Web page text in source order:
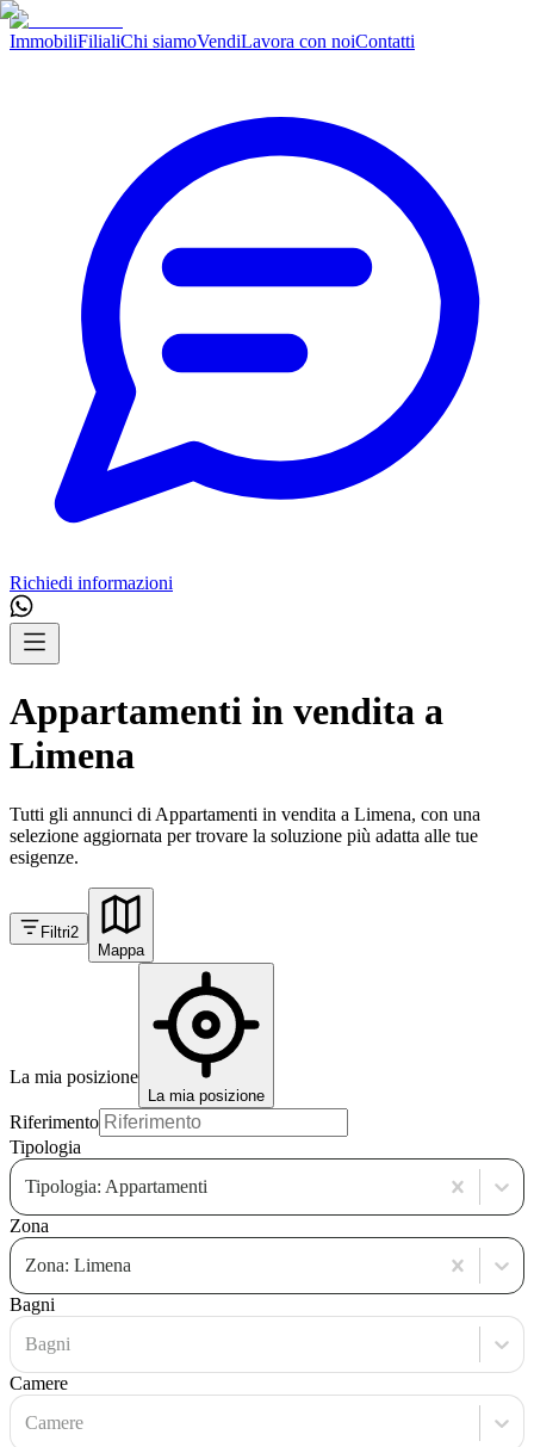
ImmobiliFilialiChi siamoVendiLavora con noiContatti
Richiedi informazioni
Appartamenti in vendita a
Limena
Tutti gli annunci di Appartamenti in vendita a Limena, con una
selezione aggiornata per trovare la soluzione più adatta alle tue
esigenze.
Filtri2
Mappa
La mia posizione
La mia posizione
Riferimento
Tipologia
Tipologia: Appartamenti
Zona
Zona: Limena
Bagni
Bagni
Camere
Camere